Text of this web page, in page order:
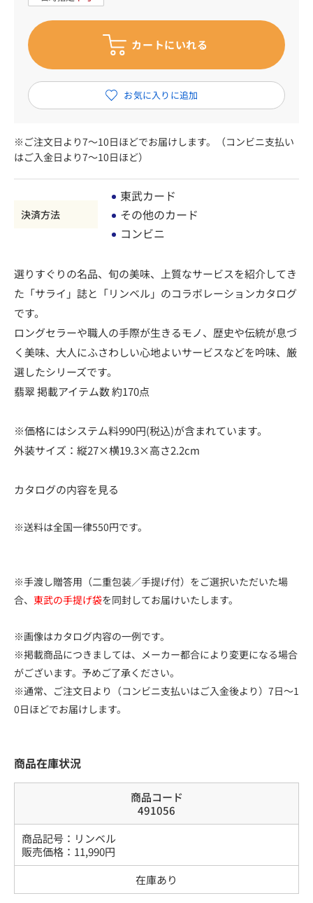
※ご注文日より7～10日ほどでお届けします。（コンビニ支払い
はご入金日より7～10日ほど）
決済方法
東武カード
その他のカード
コンビニ
選りすぐりの名品、旬の美味、上質なサービスを紹介してき
た「サライ」誌と「リンベル」のコラボレーションカタログ
です。
ロングセラーや職人の手際が生きるモノ、歴史や伝統が息づ
く美味、大人にふさわしい心地よいサービスなどを吟味、厳
選したシリーズです。
翡翠 掲載アイテム数 約170点
※価格にはシステム料990円(税込)が含まれています。
外装サイズ：縦27×横19.3×高さ2.2cm
カタログの内容を見る
※送料は全国一律550円です。
※手渡し贈答用（二重包装／手提げ付）をご選択いただいた場
合、 東武の手提げ袋を同封してお届けいたします。
※画像はカタログ内容の一例です。
※掲載商品につきましては、メーカー都合により変更になる場合
がございます。予めご了承ください。
※通常、ご注文日より（コンビニ支払いはご入金後より）7日～1
0日ほどでお届けします。
商品在庫状況
商品コード
491056
商品記号： リンベル
販売価格： 11,990円
在庫あり